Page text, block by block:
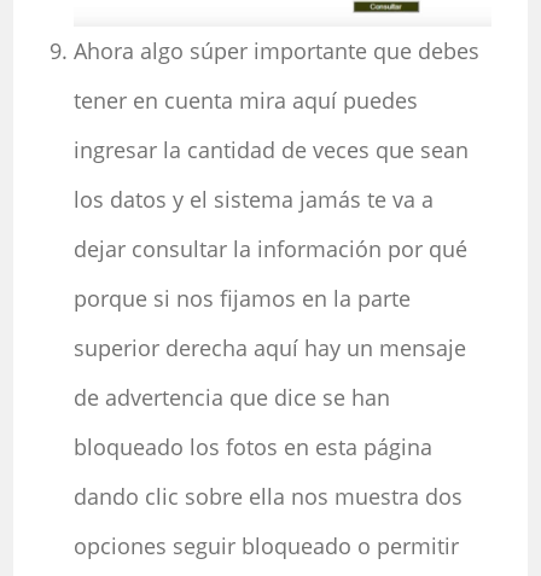
Ahora algo súper importante que debes
tener en cuenta mira aquí puedes
ingresar la cantidad de veces que sean
los datos y el sistema jamás te va a
dejar consultar la información por qué
porque si nos fijamos en la parte
superior derecha aquí hay un mensaje
de advertencia que dice se han
bloqueado los fotos en esta página
dando clic sobre ella nos muestra dos
opciones seguir bloqueado o permitir